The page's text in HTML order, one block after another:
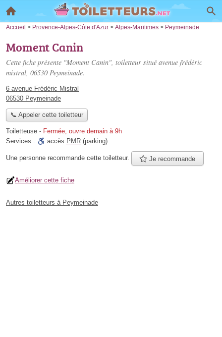
Accueil > Provence-Alpes-Côte d'Azur > Alpes-Maritimes > Peymeinade
Moment Canin
Cette fiche présente "Moment Canin", toiletteur situé avenue frédéric
mistral, 06530 Peymeinade.
6 avenue Frédéric Mistral
06530 Peymeinade
📞 Appeler cette toiletteur
Toiletteuse - Fermée, ouvre demain à 9h
Services :
accès PMR (parking)
Une personne recommande cette toiletteur. Je recommande
Améliorer cette fiche
Autres toiletteurs à Peymeinade